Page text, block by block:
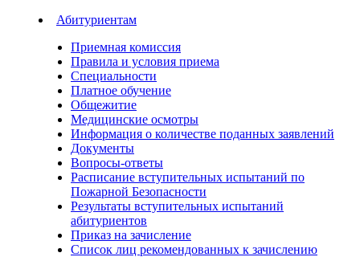
Абитуриентам
Приемная комиссия
Правила и условия приема
Специальности
Платное обучение
Общежитие
Медицинские осмотры
Информация о количестве поданных заявлений
Документы
Вопросы-ответы
Расписание вступительных испытаний по
Пожарной Безопасности
Результаты вступительных испытаний
абитуриентов
Приказ на зачисление
Список лиц рекомендованных к зачислению